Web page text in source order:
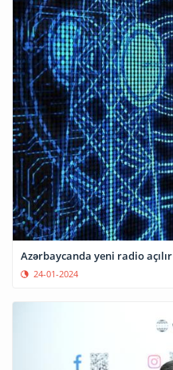
Azərbaycanda yeni radio açılır
24-01-2024